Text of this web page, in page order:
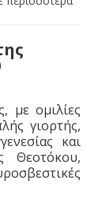
με ομιλίες
γιορτής,
και
Θεοτόκου,